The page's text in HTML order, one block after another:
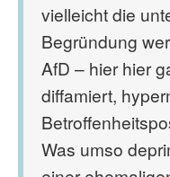
vielleicht die
Begründung
AfD – hier hier
diffamiert,
Was umso